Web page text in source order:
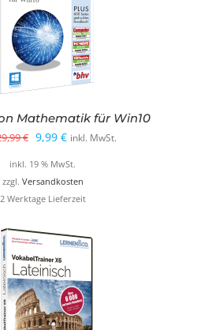
Mathematik für Win10
€ Ursprünglicher
Preis
war:
29,99 €
9,99 €Aktueller
Preis
ist:
9,99 €.
inkl. MwSt.
inkl. 19 % MwSt.
zzgl. Versandkosten
2 Werktage Lieferzeit